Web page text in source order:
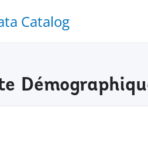
Catalog